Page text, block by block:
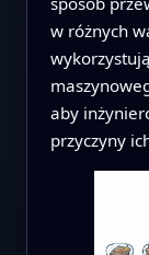
w różnych
aby
przyczyny